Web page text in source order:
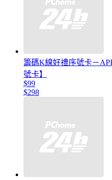
籌碼K線好禮序號卡－
號卡】
$99
$298